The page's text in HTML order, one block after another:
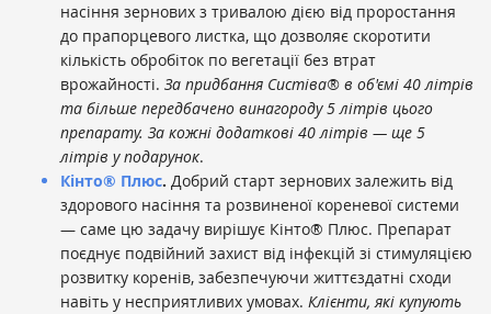
насіння зернових з тривалою дією від проростання
до прапорцевого листка, що дозволяє скоротити
кількість обробіток по вегетації без втрат
врожайності. За придбання Систіва® в об'ємі 40 літрів
та більше передбачено винагороду 5 літрів цього
препарату. За кожні додаткові 40 літрів — ще 5
літрів у подарунок.
Кінто® Плюс. Добрий старт зернових залежить від
здорового насіння та розвиненої кореневої системи
— саме цю задачу вирішує Кінто® Плюс. Препарат
поєднує подвійний захист від інфекцій зі стимуляцією
розвитку коренів, забезпечуючи життєздатні сходи
навіть у несприятливих умовах. Клієнти, які купують